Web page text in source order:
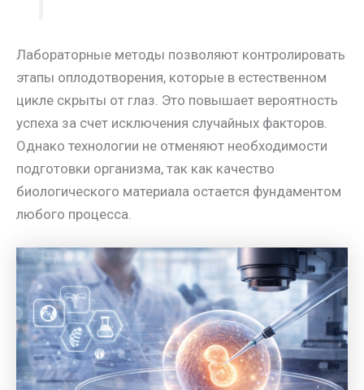
Лабораторные методы позволяют контролировать
этапы оплодотворения, которые в естественном
цикле скрыты от глаз. Это повышает вероятность
успеха за счет исключения случайных факторов.
Однако технологии не отменяют необходимости
подготовки организма, так как качество
биологического материала остается фундаментом
любого процесса.